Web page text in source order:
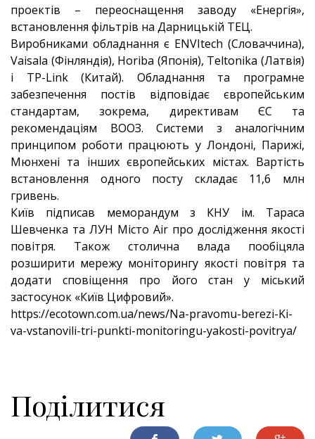
проектів – переоснащення заводу «Енергія»,
встановлення фільтрів на Дарницькій ТЕЦ.
Виробниками обладнання є ENVItech (Словаччина),
Vaisala (Фінляндія), Horiba (Японія), Teltonika (Латвія)
і TP-Link (Китай). Обладнання та програмне
забезпечення постів відповідає європейським
стандартам, зокрема, директивам ЄС та
рекомендаціям ВООЗ. Системи з аналогічним
принципом роботи працюють у Лондоні, Парижі,
Мюнхені та інших європейських містах. Вартість
встановлення одного посту складає 11,6 млн
гривень.
Київ підписав меморандум з КНУ ім. Тараса
Шевченка та ЛУН Місто Air про дослідження якості
повітря. Також столична влада пообіцяла
розширити мережу моніторингу якості повітря та
додати сповіщення про його стан у міський
застосунок «Київ Цифровий».
https://ecotown.com.ua/news/Na-pravomu-berezi-Ki-
va-vstanovili-tri-punkti-monitoringu-yakosti-povitrya/
Поділитися